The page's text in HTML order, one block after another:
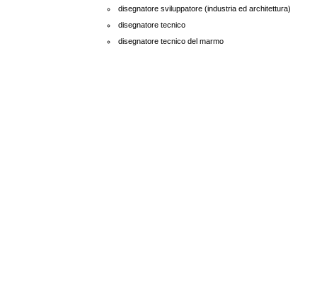
disegnatore sviluppatore (industria ed architettura)
disegnatore tecnico
disegnatore tecnico del marmo